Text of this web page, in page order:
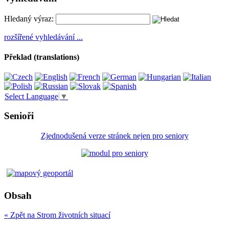
Hledaný výraz:
rozšířené vyhledávání ...
Překlad (translations)
Select Language ▼
Senioři
Zjednodušená verze stránek nejen pro seniory
Obsah
« Zpět na Strom životních situací